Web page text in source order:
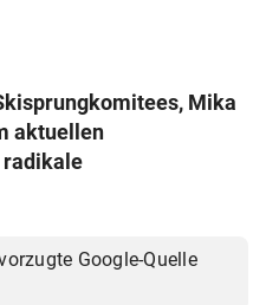
Mika
aktuellen
Google-Quelle